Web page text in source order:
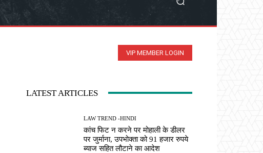
VIP MEMBER LOGIN
LATEST ARTICLES
LAW TREND -HINDI
कांच फिट न करने पर मोहाली के डीलर
पर जुर्माना, उपभोक्ता को 91 हजार रुपये
ब्याज सहित लौटाने का आदेश